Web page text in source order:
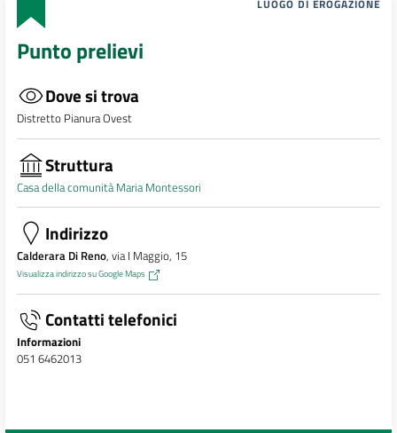
LUOGO DI EROGAZIONE
Punto prelievi
Dove si trova
Distretto Pianura Ovest
Struttura
Casa della comunità Maria Montessori
Indirizzo
Calderara Di Reno, via I Maggio, 15
Visualizza indirizzo su Google Maps
Contatti telefonici
Informazioni
051 6462013